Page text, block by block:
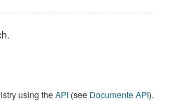
using theAPI (see Documente API).